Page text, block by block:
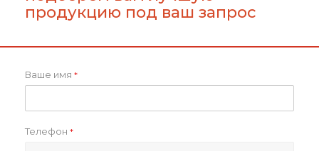
MUNDI из полиуретана
продукцию под ваш запрос
Ваше имя *
Телефон *